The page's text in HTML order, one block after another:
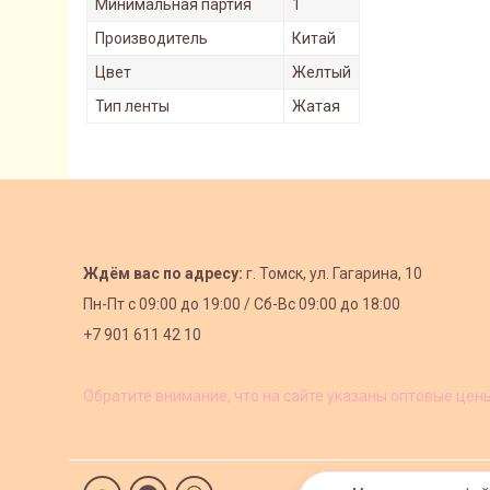
Минимальная партия
1
Производитель
Китай
Цвет
Желтый
Тип ленты
Жатая
Ждём вас по адресу: г. Томск, ул. Гагарина, 10
Пн-Пт с09:00 до 19:00 /Сб-Вс 09:00 до 18:00
+7 901 611 42 10
Обратите внимание, что на сайте указаны оптовые